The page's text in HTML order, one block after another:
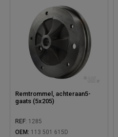
Remtrommel, achteraan5-
gaats (5x205)
REF: 1285
OEM: 113 501 615D